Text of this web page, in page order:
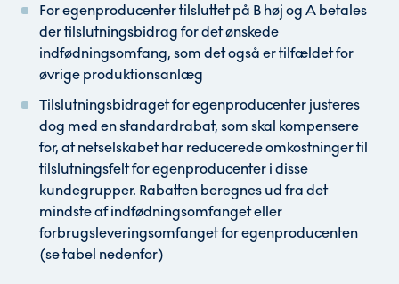
For egenproducenter tilsluttet på B høj og A betales
der tilslutningsbidrag for det ønskede
indfødningsomfang, som det også er tilfældet for
øvrige produktionsanlæg
Tilslutningsbidraget for egenproducenter justeres
dog med en standardrabat, som skal kompensere
for, at netselskabet har reducerede omkostninger til
tilslutningsfelt for egenproducenter i disse
kundegrupper. Rabatten beregnes ud fra det
mindste af indfødningsomfanget eller
forbrugsleveringsomfanget for egenproducenten
(se tabel nedenfor)